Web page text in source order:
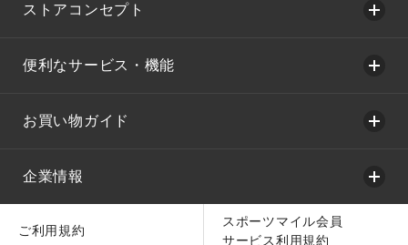
ストアコンセプト
便利なサービス・機能
お買い物ガイド
企業情報
ご利用規約
スポーツマイル会員
サービス利用規約